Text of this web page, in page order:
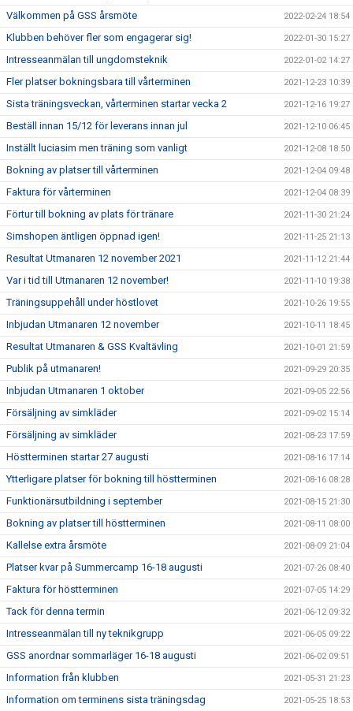
Välkommen på GSS årsmöte 2022-02-24 18:54
Klubben behöver fler som engagerar sig! 2022-01-30 15:27
Intresseanmälan till ungdomsteknik 2022-01-02 14:27
Fler platser bokningsbara till vårterminen 2021-12-23 10:39
Sista träningsveckan, vårterminen startar vecka 2 2021-12-16 19:27
Beställ innan 15/12 för leverans innan jul 2021-12-10 06:45
Inställt luciasim men träning som vanligt 2021-12-08 18:50
Bokning av platser till vårterminen 2021-12-04 09:48
Faktura för vårterminen 2021-12-04 08:39
Förtur till bokning av plats för tränare 2021-11-30 21:24
Simshopen äntligen öppnad igen! 2021-11-25 21:13
Resultat Utmanaren 12 november 2021 2021-11-12 21:44
Var i tid till Utmanaren 12 november! 2021-11-10 19:38
Träningsuppehåll under höstlovet 2021-10-26 19:55
Inbjudan Utmanaren 12 november 2021-10-11 18:45
Resultat Utmanaren & GSS Kvaltävling 2021-10-01 21:59
Publik på utmanaren! 2021-09-29 20:35
Inbjudan Utmanaren 1 oktober 2021-09-05 22:56
Försäljning av simkläder 2021-09-02 15:14
Försäljning av simkläder 2021-08-23 17:59
Höstterminen startar 27 augusti 2021-08-16 17:14
Ytterligare platser för bokning till höstterminen 2021-08-16 08:28
Funktionärsutbildning i september 2021-08-15 21:30
Bokning av platser till höstterminen 2021-08-11 08:00
Kallelse extra årsmöte 2021-08-09 21:04
Platser kvar på Summercamp 16-18 augusti 2021-07-26 08:40
Faktura för höstterminen 2021-07-05 14:29
Tack för denna termin 2021-06-12 09:32
Intresseanmälan till ny teknikgrupp 2021-06-05 09:22
GSS anordnar sommarläger 16-18 augusti 2021-06-02 09:51
Information från klubben 2021-05-31 21:23
Information om terminens sista träningsdag 2021-05-25 18:53